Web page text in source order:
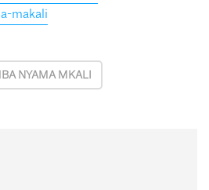
makali
NYAMA MKALI